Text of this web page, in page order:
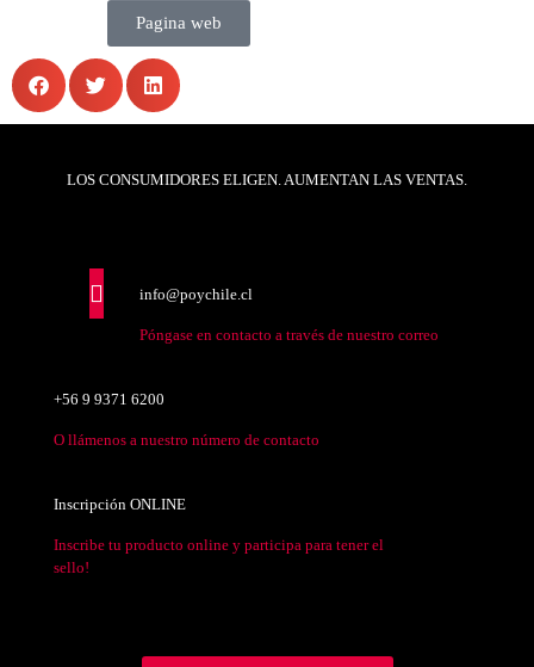
Pagina web
LOS CONSUMIDORES ELIGEN. AUMENTAN LAS VENTAS.
info@poychile.cl
Póngase en contacto a través de nuestro correo
+56 9 9371 6200
O llámenos a nuestro número de contacto
Inscripción ONLINE
Inscribe tu producto online y participa para tener el
sello!